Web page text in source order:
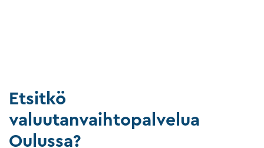
Etsitkö
valuutanvaihtopalvelua
Oulussa?